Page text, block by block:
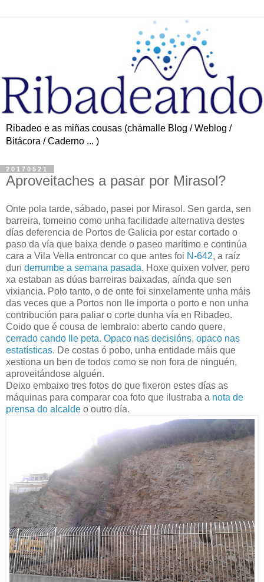
Ribadeo e as miñas cousas (chámalle Blog / Weblog /
Bitácora / Caderno ... )
20170521
Aproveitaches a pasar por Mirasol?
Onte pola tarde, sábado, pasei por Mirasol. Sen garda, sen
barreira, tomeino como unha facilidade alternativa destes
días deferencia de Portos de Galicia por estar cortado o
paso da vía que baixa dende o paseo marítimo e continúa
cara a Vila Vella entroncar co que antes foi N-642, a raíz
dun derrumbe a semana pasada. Hoxe quixen volver, pero
xa estaban as dúas barreiras baixadas, aínda que sen
vixiancia. Polo tanto, o de onte foi sinxelamente unha máis
das veces que a Portos non lle importa o porto e non unha
contribución para paliar o corte dunha vía en Ribadeo.
Coido que é cousa de lembralo: aberto cando quere,
cerrado cando lle peta. Opaco nas decisións, opaco nas
estatísticas. De costas ó pobo, unha entidade máis que
xestiona un ben de todos como se non fora de ninguén,
aproveitándose alguén.
Deixo embaixo tres fotos do que fixeron estes días as
máquinas para comparar coa foto que ilustraba a nota de
prensa do alcalde o outro día.